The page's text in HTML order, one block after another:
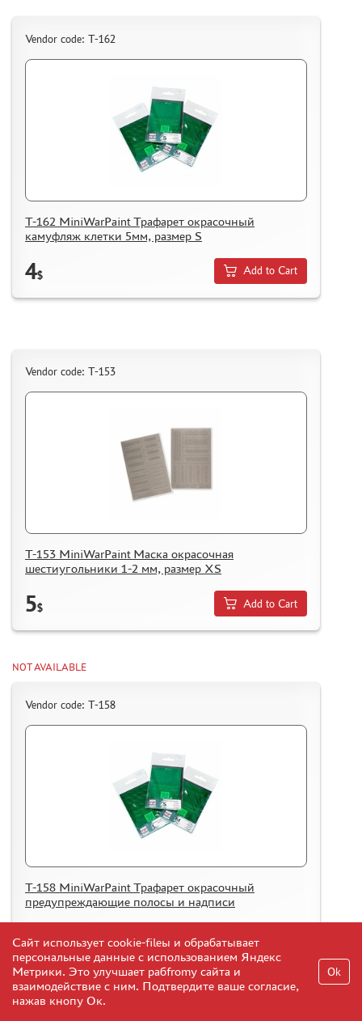
Vendor code: T-162
T-162 MiniWarPaint Трафарет окрасочный
камуфляж клетки 5мм, размер S
4$ Add to Cart
Vendor code: T-153
T-153 MiniWarPaint Маска окрасочная
шестиугольники 1-2 мм, размер XS
5$ Add to Cart
NOT AVAILABLE
Vendor code: T-158
T-158 MiniWarPaint Трафарет окрасочный
предупреждающие полосы и надписи
4$
Сайт использует cookie-fileы и обрабатывает
персональные данные с использованием Яндекс
Метрики. Это улучшает рабfromу сайта и
взаимодействие с ним. Подтвердите ваше согласие,
нажав кнопу Ок.
Ok